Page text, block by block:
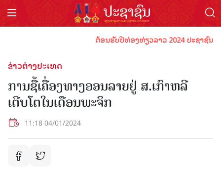
ຕ້ອນຮັບປີທ່ອງທ່ຽວລາວ 2024 ປະຊາຊົນ
ຂ່າວຕ່າງປະເທດ
ການຊື້ເຄື່ອງທາງອອນລາຍຢູ່ ສ.ເກົາຫລີ
ເຕີບໂຕໃນເດືອນພະຈິກ
11:18 04/01/2024